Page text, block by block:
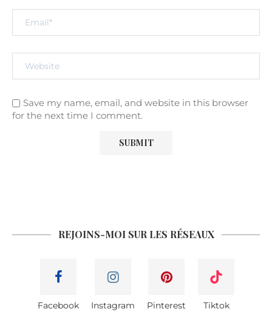
Save my name, email, and website in this browser
for the next time I comment.
REJOINS-MOI SUR LES RÉSEAUX
Facebook Instagram Pinterest Tiktok